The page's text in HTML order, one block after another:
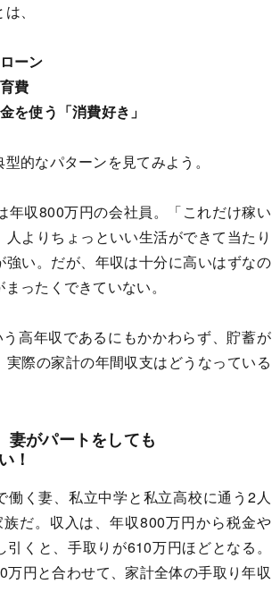
、
ーン
費
を使う「消費好き」
的なパターンを見てみよう。
年収800万円の会社員。「これだけ稼い
人よりちょっといい生活ができて当たり
強い。だが、年収は十分に高いはずなの
ったくできていない。
高年収であるにもかかわらず、貯蓄が
際の家計の年間収支はどうなっている
妻がパートをしても
！
働く妻、私立中学と私立高校に通う2人
だ。収入は、年収800万円から税金や
くと、手取りが610万円ほどとなる。
万円と合わせて、家計全体の手取り年収